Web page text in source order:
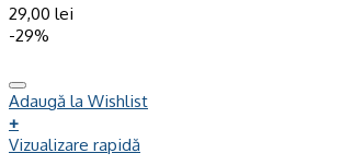
29,00 lei
-29%
Adaugă la Wishlist
+
Vizualizare rapidă